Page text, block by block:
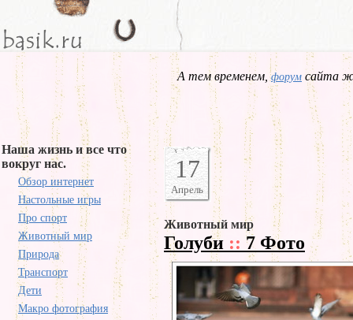
А тем временем,форум сайта
Наша жизнь и все что
вокруг нас.
Обзор интернет
Настольные игры
Про спорт
Животный мир
Природа
Транспорт
Дети
Макро фотография
17
Апрель
Животный мир
Голуби :: 7 Фото